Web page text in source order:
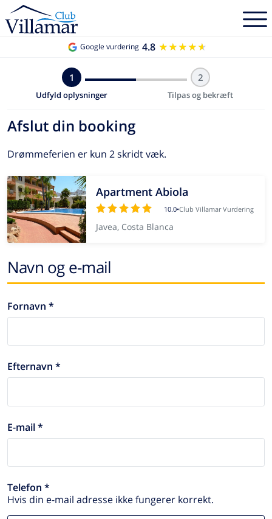
Google vurdering 4.8 ★★★★★
★★★★★
1
Udfyld oplysninger
2
Tilpas og bekræft
Afslut din booking
Drømmeferien er kun 2 skridt væk.
Apartment Abiola
10.0•Club Villamar Vurdering
Javea, Costa Blanca
Navn og e-mail
Fornavn *
Efternavn *
E-mail *
Telefon *
Hvis din e-mail adresse ikke fungerer korrekt.